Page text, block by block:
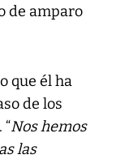
de amparo
que él ha
de los
Nos hemos
las